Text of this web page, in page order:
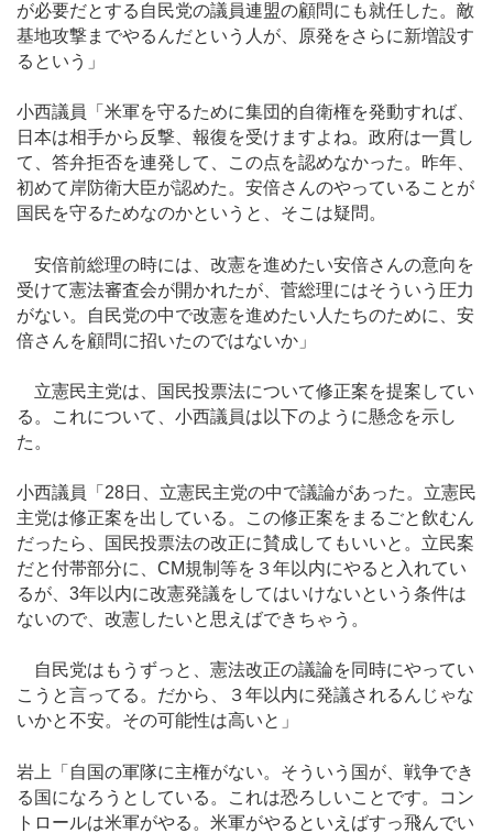
が必要だとする自民党の議員連盟の顧問にも就任した。敵
基地攻撃までやるんだという人が、原発をさらに新増設す
るという」
小西議員「米軍を守るために集団的自衛権を発動すれば、
日本は相手から反撃、報復を受けますよね。政府は一貫し
て、答弁拒否を連発して、この点を認めなかった。昨年、
初めて岸防衛大臣が認めた。安倍さんのやっていることが
国民を守るためなのかというと、そこは疑問。
安倍前総理の時には、改憲を進めたい安倍さんの意向を
受けて憲法審査会が開かれたが、菅総理にはそういう圧力
がない。自民党の中で改憲を進めたい人たちのために、安
倍さんを顧問に招いたのではないか」
立憲民主党は、国民投票法について修正案を提案してい
る。これについて、小西議員は以下のように懸念を示し
た。
小西議員「28日、立憲民主党の中で議論があった。立憲民
主党は修正案を出している。この修正案をまるごと飲むん
だったら、国民投票法の改正に賛成してもいいと。立民案
だと付帯部分に、CM規制等を３年以内にやると入れてい
るが、3年以内に改憲発議をしてはいけないという条件は
ないので、改憲したいと思えばできちゃう。
自民党はもうずっと、憲法改正の議論を同時にやってい
こうと言ってる。だから、３年以内に発議されるんじゃな
いかと不安。その可能性は高いと」
岩上「自国の軍隊に主権がない。そういう国が、戦争でき
る国になろうとしている。これは恐ろしいことです。コン
トロールは米軍がやる。米軍がやるといえばすっ飛んでい